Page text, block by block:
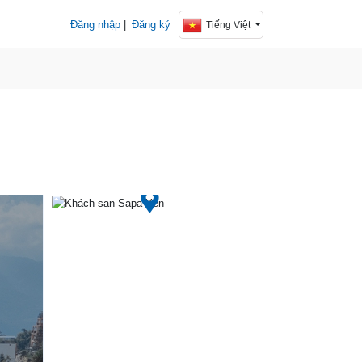
Đăng nhập | Đăng ký Tiếng Việt